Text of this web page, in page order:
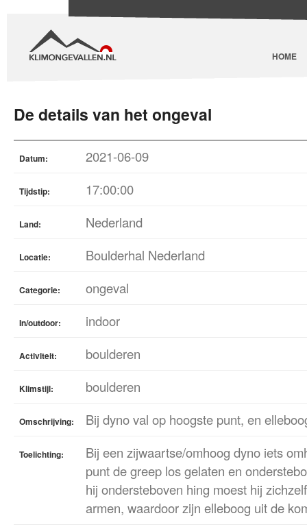
HOME
De details van het ongeval
Datum: 2021-06-09
Tijdstip: 17:00:00
Land: Nederland
Locatie: Boulderhal Nederland
Categorie: ongeval
In/outdoor: indoor
Activiteit: boulderen
Klimstijl: boulderen
Omschrijving: Bij dyno val op hoogste punt, en
Toelichting:
Bij een zijwaartse/omhoog dyno iets
punt de greep los gelaten en
hij ondersteboven hing moest hij
armen, waardoor zijn elleboog uit de